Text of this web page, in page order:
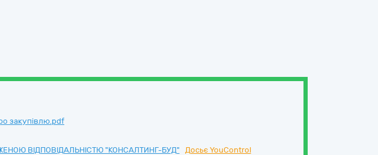
закупівлю.pdf
ВІДПОВІДАЛЬНІСТЮ "КОНСАЛТИНГ-БУД"
Досьє YouControl